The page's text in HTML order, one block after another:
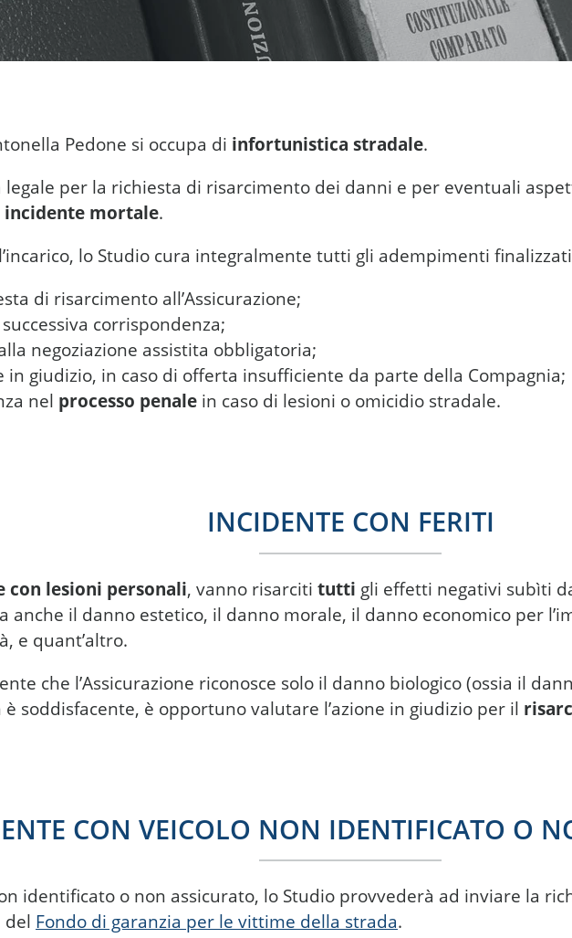
Pedone si occupa di infortunistica stradale.
legale per la richiesta di risarcimento dei danni e per eventuali
incidente mortale.
lo Studio cura integralmente tutti gli adempimenti
di risarcimento all’Assicurazione;
corrispondenza;
negoziazione assistita obbligatoria;
in giudizio, in caso di offerta insufficiente da parte della Compagnia;
nel processo penale in caso di lesioni o omicidio stradale.
INCIDENTE CON FERITI
con lesioni personali, vanno risarciti tutti gli effetti negativi subìti
anche il danno estetico, il danno morale, il danno economico per
e quant’altro.
che l’Assicurazione riconosce solo il danno biologico (ossia il
soddisfacente, è opportuno valutare l’azione in giudizio per il
CON VEICOLO NON IDENTIFICATO O
identificato o non assicurato, lo Studio provvederà ad inviare la
del Fondo di garanzia per le vittime della strada.